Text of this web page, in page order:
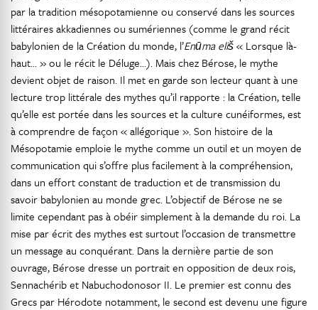
par la tradition mésopotamienne ou conservé dans les sources
littéraires akkadiennes ou sumériennes (comme le grand récit
babylonien de la Création du monde, l’Enūma eliš« Lorsque là-
haut… » ou le récit le Déluge…). Mais chez Bérose, le mythe
devient objet de raison. Il met en garde son lecteur quant à une
lecture trop littérale des mythes qu’il rapporte : la Création, telle
qu’elle est portée dans les sources et la culture cunéiformes, est
à comprendre de façon « allégorique ». Son histoire de la
Mésopotamie emploie le mythe comme un outil et un moyen de
communication qui s’offre plus facilement à la compréhension,
dans un effort constant de traduction et de transmission du
savoir babylonien au monde grec. L’objectif de Bérose ne se
limite cependant pas à obéir simplement à la demande du roi. La
mise par écrit des mythes est surtout l’occasion de transmettre
un message au conquérant. Dans la dernière partie de son
ouvrage, Bérose dresse un portrait en opposition de deux rois,
Sennachérib et Nabuchodonosor II. Le premier est connu des
Grecs par Hérodote notamment, le second est devenu une figure